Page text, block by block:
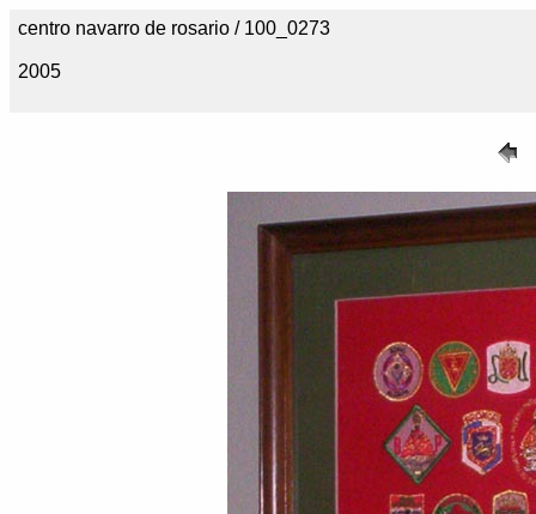
centro navarro de rosario / 100_0273
2005